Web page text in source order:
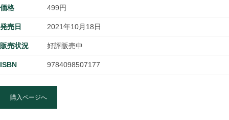
価格 499円
発売日 2021年10月18日
販売状況 好評販売中
ISBN 9784098507177
購入ページへ